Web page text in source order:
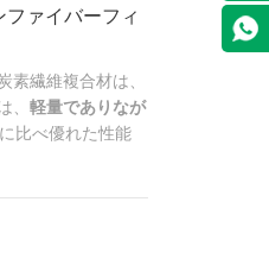
ァイバーフィ
繊維複合材は、
、軽量でありなが
比べ優れた性能